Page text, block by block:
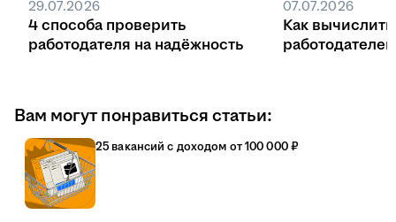
29.07.2026
4 способа проверить
работодателя на надёжность
07.07.2026
Как вычислить
Вам могут понравиться статьи:
25 вакансий с доходом от 100 000 ₽